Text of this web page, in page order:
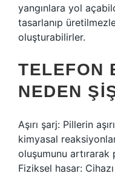
yangınlara yol
tasarlanıp
oluşturabilirler.
TELEFON
NEDEN
Aşırı şarj: Pillerin
kimyasal
oluşumunu artırarak
Fiziksel hasar: